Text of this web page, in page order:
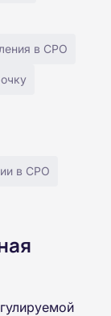
в СРО
в СРО